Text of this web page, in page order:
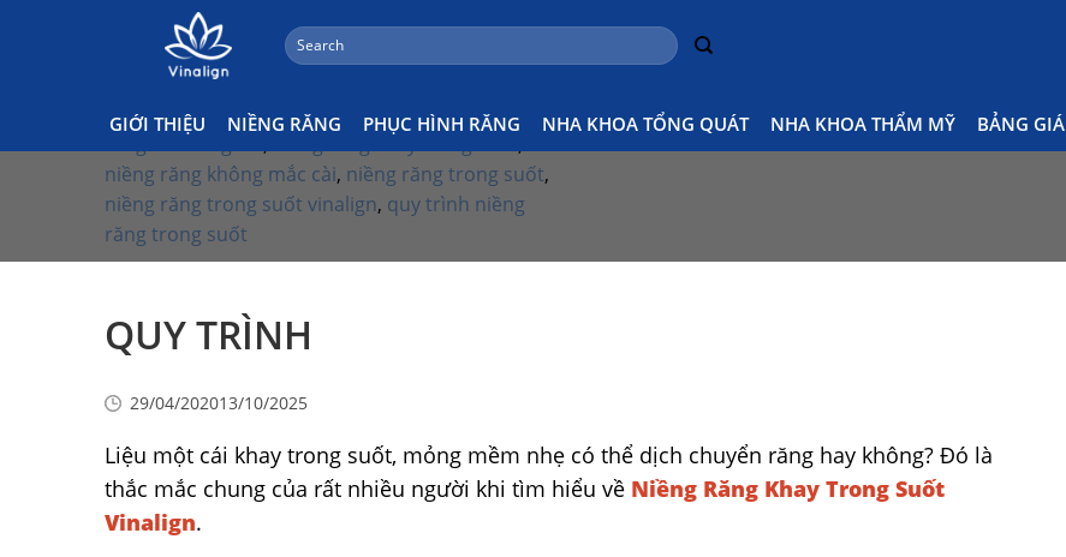
Search
for:
GIỚI THIỆU NIỀNG RĂNG PHỤC HÌNH RĂNG NHA KHOA TỔNG QUÁT NHA KHOA THẨM MỸ BẢNG GIÁ
Kiến Thức Niềng Răng
Tags:chỉnh nha,nha khoa niềng răng,niềng
niềng răng không mắc cài, niềng răng trong suốt,
niềng răng trong suốt vinalign, quy trình niềng
răng trong suốt
QUY TRÌNH
29/04/202013/10/2025
Liệu một cái khay trong suốt, mỏng mềm nhẹ có thể dịch chuyển răng hay không? Đó là
thắc mắc chung của rất nhiều người khi tìm hiểu về Niềng Răng Khay Trong Suốt
Vinalign.